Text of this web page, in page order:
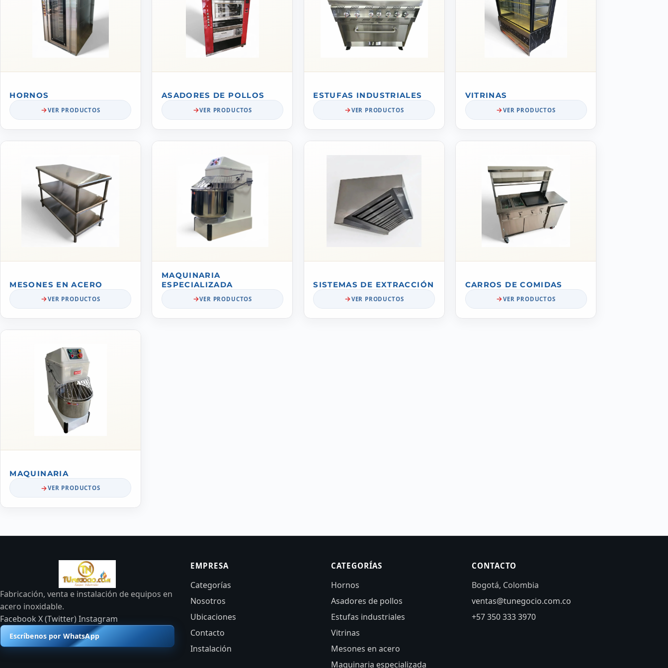
HORNOS
VER PRODUCTOS
ASADORES DE POLLOS
VER PRODUCTOS
ESTUFAS INDUSTRIALES
VER PRODUCTOS
VITRINAS
VER PRODUCTOS
MESONES EN ACERO
VER PRODUCTOS
MAQUINARIA
ESPECIALIZADA
VER PRODUCTOS
SISTEMAS DE EXTRACCIÓN
VER PRODUCTOS
CARROS DE COMIDAS
VER PRODUCTOS
MAQUINARIA
VER PRODUCTOS
Fabricación, venta e instalación de equipos en
acero inoxidable.
FacebookX (Twitter)Instagram
Escríbenos por WhatsApp
EMPRESA
Categorías
Nosotros
Ubicaciones
Contacto
Instalación
CATEGORÍAS
Hornos
Asadores de pollos
Estufas industriales
Vitrinas
Mesones en acero
Maquinaria especializada
CONTACTO
Bogotá, Colombia
ventas@tunegocio.com.co
+57 350 333 3970